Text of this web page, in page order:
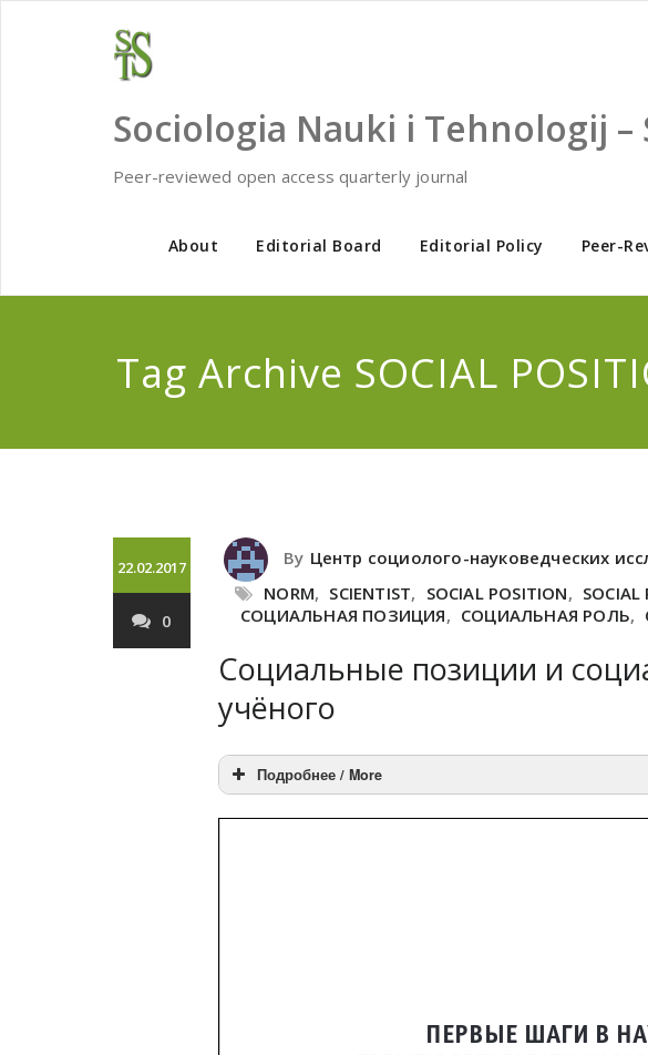
Sociologia Nauki i Tehnologij
Peer-reviewed open access quarterly journal
About Editorial Board Editorial Policy Peer-
Tag Archive SOCIAL
22.02.2017
0
By Центр социолого-науковедческих
NORM, SCIENTIST, SOCIAL POSITION, SOCIAL
СОЦИАЛЬНАЯ ПОЗИЦИЯ, СОЦИАЛЬНАЯ РОЛЬ,
Социальные позиции и
учёного
Подробнее / More